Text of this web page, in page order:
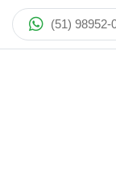
(51) 98952-